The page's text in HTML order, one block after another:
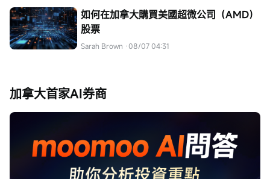
如何在加拿大購買美國超微公司（AMD）
股票
Sarah Brown ·08/07 04:31
加拿大首家AI券商